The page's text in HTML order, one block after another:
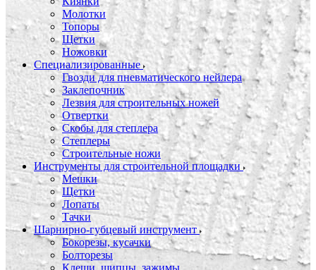
Молотки
Топоры
Щетки
Ножовки
Специализированные
Гвозди для пневматического нейлера
Заклепочник
Лезвия для строительных ножей
Отвертки
Скобы для степлера
Степлеры
Строительные ножи
Инструменты для строительной площадки
Мешки
Щетки
Лопаты
Тачки
Шарнирно-губцевый инструмент
Бокорезы, кусачки
Болторезы
Клещи, щипцы, зажимы